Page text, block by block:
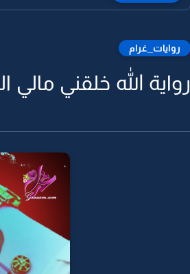
روايات_غرام
رواية الله خلقني مالي